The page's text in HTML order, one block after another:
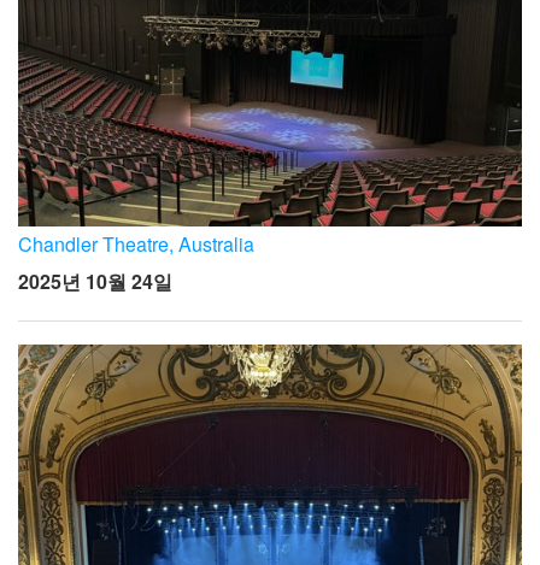
Chandler Theatre, Australia
2025년 10월 24일